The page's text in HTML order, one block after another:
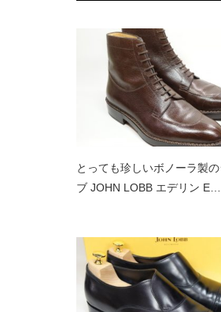
とっても珍しいボノーラ製
ブ JOHN LOBB エデリン E…